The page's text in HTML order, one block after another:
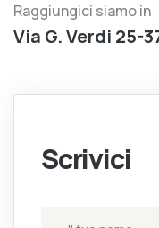
Raggiungici siamo in
Via G. Verdi 25-
Scrivici